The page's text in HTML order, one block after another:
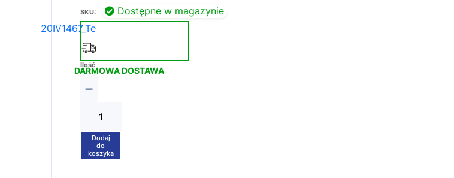
Dostępne w magazynie
SKU:
20IV1467_Te
DARMOWA DOSTAWA
Ilość
−
+
Dodaj
do
koszyka